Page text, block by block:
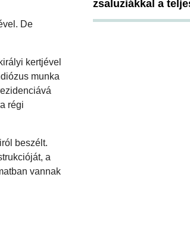
De
kertjével
munka
régi
beszélt.
a
vannak
zsaluziákkal a